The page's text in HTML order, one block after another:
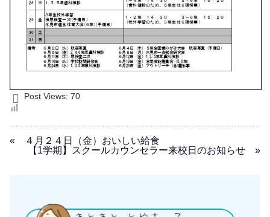
Post Views: 70
« ４月２４日（金）おいしい給食
【1学期】スクールカウンセラー来校日のお知らせ »